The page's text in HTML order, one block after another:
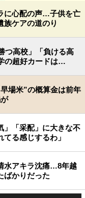
に心配の声…子供を亡
族ケアの道のり
つ高校」「負ける高
の超好カードは…
場米”の概算金は前年
」「采配」に大きな不
る感じするわ」
水アキラ沈痛…8年越
ばかりだった